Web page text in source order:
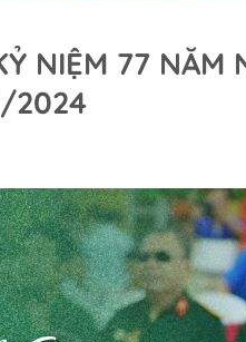
NIỆM 77 NĂM
2024